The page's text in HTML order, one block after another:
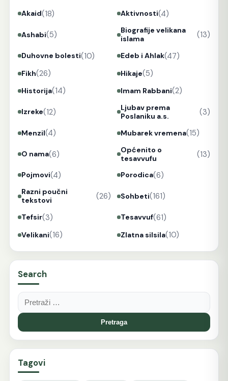
Akaid(18) Aktivnosti(4)
Ashabi(5)
Biografije velikana
islama
(13)
Duhovne bolesti(10) Edeb i Ahlak(47)
Fikh(26) Hikaje(5)
Historija(14) Imam Rabbani(2)
Izreke(12)
Ljubav prema
Poslaniku a.s.
(3)
Menzil(4) Mubarek vremena(15)
O nama(6)
Općenito o
tesavvufu
(13)
Pojmovi(4) Porodica(6)
Razni poučni
tekstovi
(26) Sohbeti(161)
Tefsir(3) Tesavvuf(61)
Velikani(16) Zlatna silsila(10)
Search
Pretraga:
Tagovi